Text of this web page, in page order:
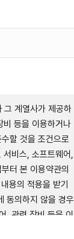
그 계열사가 제공하
비 등을 이용하거나
할 것을 조건으로
비스, 소프트웨어,
터 본 이용약관의
용의 적용을 받기
동의하지 않을 경우
, 관련 장비 등을 이